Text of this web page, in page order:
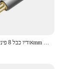
AUX אודיו כבל 8 פינים כדי 3.5mm שקע רמקול כבל עבור iPhone 7 8 X XS MAX XR רכב אוזניות אוזניות Aux ממיר אודיו שקע